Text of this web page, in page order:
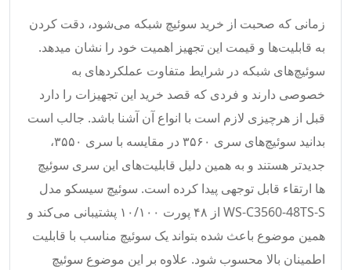
زمانی که صحبت از خرید سوئیچ شبکه می‌شود، دقت کردن
به قابلیت‌ها و قیمت این تجهیز اهمیت خود را نشان میدهد.
سوئیچ‌های شبکه در شرایط متفاوت عملکردهای به
خصوصی دارند و فردی که قصد خرید این تجهیزات را دارد
قبل از هرچیزی لازم است با انواع آن آشنا باشد. جالب است
بدانید سوئیچ‌های سری ۳۵۶۰ در مقایسه با سری ۳۵۵۰،
جدیدتر هستند و به همین دلیل قابلیت‌های این سری سوئیچ
‌ها ارتقاء قابل توجهی پیدا کرده است. سوئیچ سیسکو مدل
WS-C3560-48TS-S از ۴۸ پورت ۱۰/۱۰۰ پشتیبانی می‌کند و
همین موضوع باعث شده بتواند یک سوئیچ مناسب با قابلیت
اطمینان بالا محسوب شود. علاوه بر این موضوع سوئیچ‌